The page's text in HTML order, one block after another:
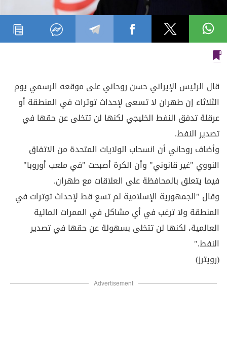
قال الرئيس الإيراني حسن روحاني على موقعه الرسمي يوم
الثلاثاء إن طهران لا تسعى لإحداث توترات في المنطقة أو
عرقلة تدفق النفط الخليجي لكنها لن تتخلى عن حقها في
تصدير النفط.
وأضاف روحاني أن انسحاب الولايات المتحدة من الاتفاق
النووي "غير قانوني" وأن الكرة أصبحت "في ملعب أوروبا"
فيما يتعلق بالمحافظة على العلاقات مع طهران.
وقال "الجمهورية الإسلامية لم تسع قط لإحداث توترات في
المنطقة ولا ترغب في أي مشاكل في الممرات المائية
العالمية، لكنها لن تتخلى بسهولة عن حقها في تصدير
النفط."
(رويترز)
Advertisement